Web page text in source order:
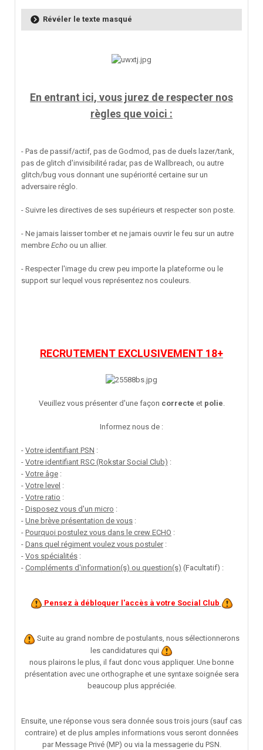
Révéler le texte masqué
En entrant ici, vous jurez de respecter nos
règles que voici :
- Pas de passif/actif, pas de Godmod, pas de duels lazer/tank,
pas de glitch d'invisibilité radar, pas de Wallbreach, ou autre
glitch/bug vous donnant une supériorité certaine sur un
adversaire réglo.
- Suivre les directives de ses supérieurs et respecter son poste.
- Ne jamais laisser tomber et ne jamais ouvrir le feu sur un autre
membre Echo ou un allier.
- Respecter l'image du crew peu importe la plateforme ou le
support sur lequel vous représentez nos couleurs.
RECRUTEMENT EXCLUSIVEMENT 18+
Veuillez vous présenter d'une façon correcte et polie
Informez nous de :
- Votre identifiant PSN :
- Votre identifiant RSC (Rokstar Social Club) :
- Votre âge :
- Votre level :
- Votre ratio :
- Disposez vous d'un micro :
- Une brève présentation de vous :
- Pourquoi postulez vous dans le crew ECHO :
- Dans quel régiment voulez vous postuler:
- Vos spécialités :
- Compléments d'information(s) ou question(s) (Facultatif) :
Pensez à débloquer l'accès à votre Social Club
Suite au grand nombre de postulants, nous sélectionnerons
les candidatures qui
nous plairons le plus, il faut donc vous appliquer. Une bonne
présentation avec une orthographe et une syntaxe soignée sera
beaucoup plus appréciée.
Ensuite, une réponse vous sera donnée sous trois jours (sauf cas
contraire) et de plus amples informations vous seront données
par Message Privé (MP) ou via la messagerie du PSN.